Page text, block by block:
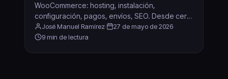
WooCommerce: hosting, instalación,
configuración, pagos, envíos, SEO. Desde cero
hasta vendiendo.
José Manuel Ramírez· 27 de mayo de 2026·
9 min de lectura